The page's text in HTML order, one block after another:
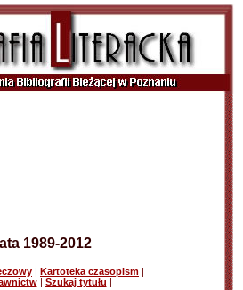
1989-2012
| Kartoteka czasopism |
| Szukaj tytułu |